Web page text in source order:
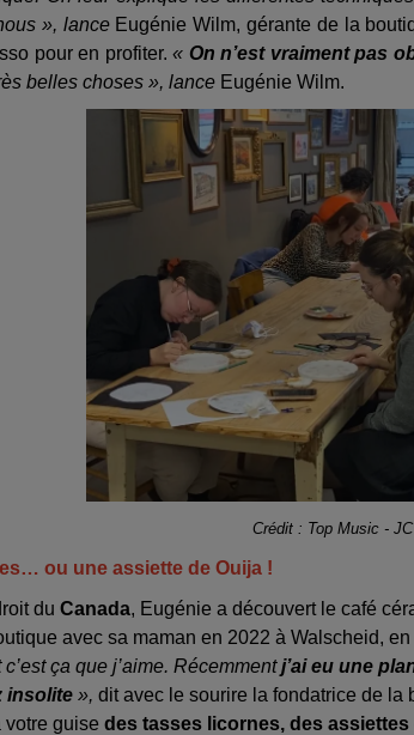
», lance Eugénie Wilm, gérante de la
pour en profiter. « On n’est vraiment pas
belles choses », lance Eugénie Wilm.
Crédit : Top Music - JC
ou une assiette de Ouija !
du Canada, Eugénie a découvert le café
avec sa maman en 2022 à Walscheid, en
c’est ça que j’aime. Récemmentj’ai eu une
insolite », dit avec le sourire la fondatrice de la
guise des tasses licornes, des assiettes